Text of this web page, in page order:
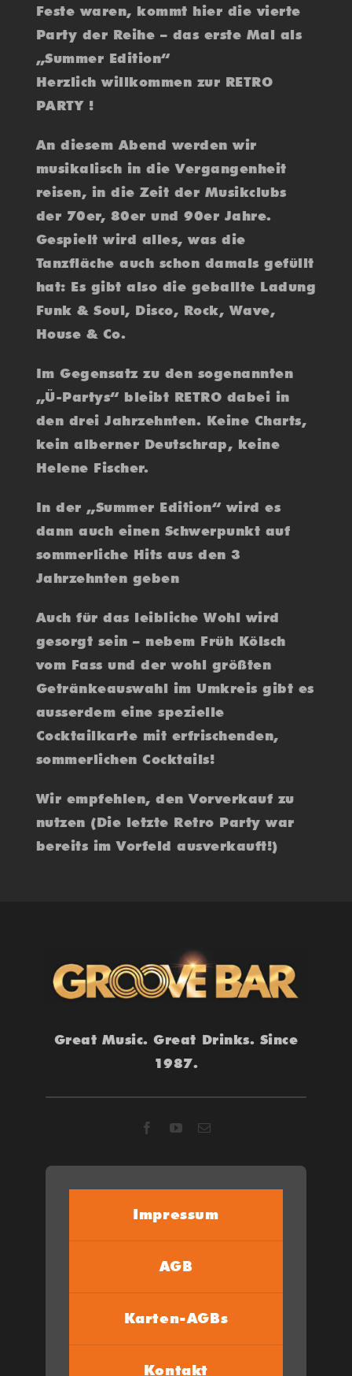
Feste waren, kommt hier die vierte
Party der Reihe – das erste Mal als
„Summer Edition“
Herzlich willkommen zur RETRO
PARTY !
An diesem Abend werden wir
musikalisch in die Vergangenheit
reisen, in die Zeit der Musikclubs
der 70er, 80er und 90er Jahre.
Gespielt wird alles, was die
Tanzfläche auch schon damals gefüllt
hat: Es gibt also die geballte Ladung
Funk & Soul, Disco, Rock, Wave,
House & Co.
Im Gegensatz zu den sogenannten
„Ü-Partys“ bleibt RETRO dabei in
den drei Jahrzehnten. Keine Charts,
kein alberner Deutschrap, keine
Helene Fischer.
In der „Summer Edition“ wird es
dann auch einen Schwerpunkt auf
sommerliche Hits aus den 3
Jahrzehnten geben
Auch für das leibliche Wohl wird
gesorgt sein – nebem Früh Kölsch
vom Fass und der wohl größten
Getränkeauswahl im Umkreis gibt es
ausserdem eine spezielle
Cocktailkarte mit erfrischenden,
sommerlichen Cocktails!
Wir empfehlen, den Vorverkauf zu
nutzen (Die letzte Retro Party war
bereits im Vorfeld ausverkauft!)
Great Music. Great Drinks. Since
1987.
Impressum
AGB
Karten-AGBs
Kontakt